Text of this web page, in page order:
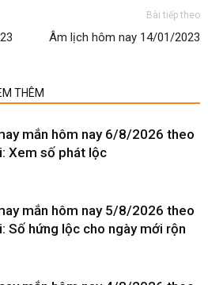
Bài tiếp theo
Âm lịch hôm nay 14/01/2023
THÊM
mắn hôm nay 6/8/2026 theo
Xem số phát lộc
mắn hôm nay 5/8/2026 theo
Số hứng lộc cho ngày mới rộn